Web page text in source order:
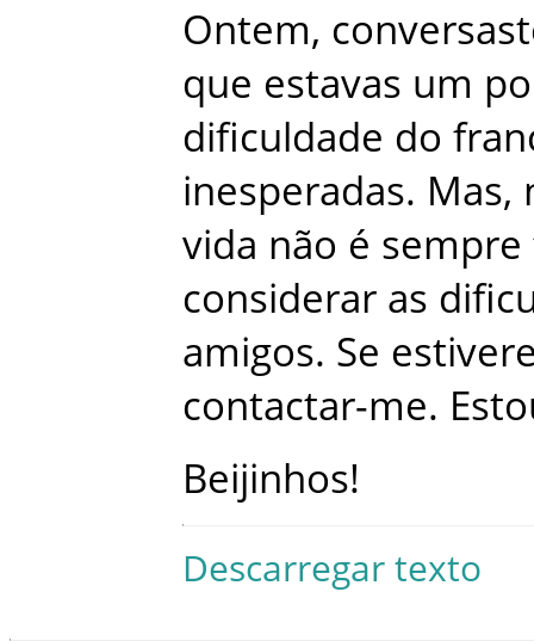
Ontem,
que estavas um
dificuldade do
inesperadas. Mas,
vida não é sempre
considerar as
amigos. Se
contactar-me.
Beijinhos!
Descarregar texto